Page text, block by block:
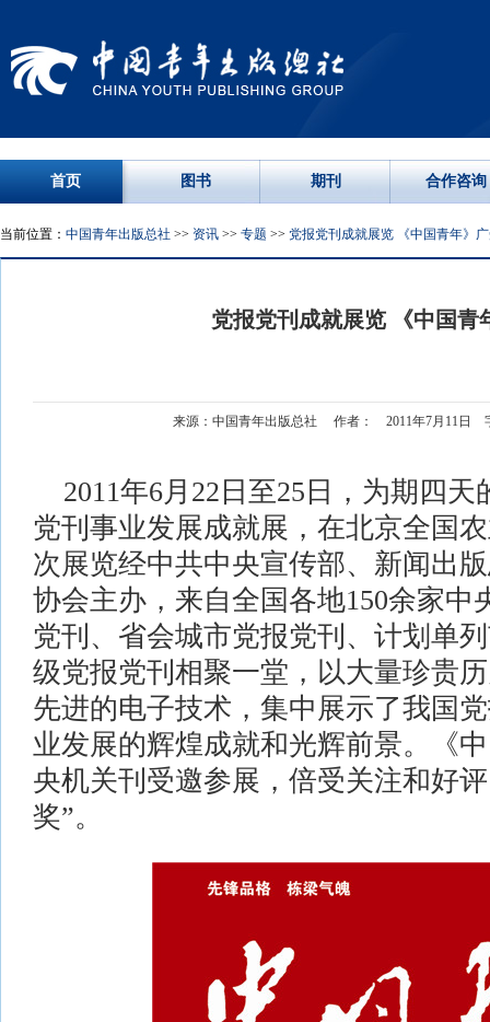
首页 图书 期刊 合作咨询
当前位置： 中国青年出版总社 >> 资讯 >> 专题 >> 党报党刊成就展览 《中国青年》
党报党刊成就展览 《中国青
来源：中国青年出版总社 作者： 2011年7月11日
2011年6月22日至25日，为期四
党刊事业发展成就展，在北京全国
次展览经中共中央宣传部、新闻出
协会主办，来自全国各地150余家中
党刊、省会城市党报党刊、计划单
级党报党刊相聚一堂，以大量珍贵
先进的电子技术，集中展示了我国
业发展的辉煌成就和光辉前景。《
央机关刊受邀参展，倍受关注和好
奖”。